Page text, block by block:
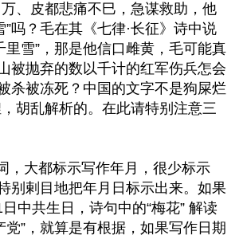
、皮都悲痛不巳，急谋救助，他
”吗？毛在其《七律·长征》诗中说
里雪”，那是他信口雌黄，毛可能真
被抛弃的数以千计的红军伤兵怎会
杀被冻死？中国的文字不是狗屎烂
胡乱解析的。在此请特别注意三
，大都标示写作年月，很少标示
别剌目地把年月日标示出来。如果
中共生日，诗句中的“梅花” 解读
党”，就算是有根据，如果写作日期